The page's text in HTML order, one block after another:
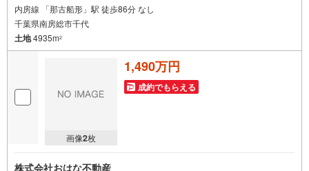
内房線 「那古船形」駅 徒歩86分 なし
千葉県南房総市千代
土地4935m2
画像2枚
1,490万円
成約でもらえる
株式会社おはな不動産